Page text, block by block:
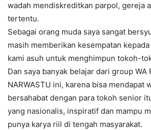
wadah mendiskreditkan parpol, gereja
tertentu.
Sebagai orang muda saya sangat
masih memberikan kesempatan kepada
kami asuh untuk menghimpun tokoh-
Dan saya banyak belajar dari group WA
NARWASTU ini, karena bisa mendapat
bersahabat dengan para tokoh senior
yang nasionalis, inspiratif dan mampu
punya karya riil di tengah masyarakat.